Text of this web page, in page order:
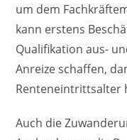
um dem
kann erstens
Qualifikation aus-
Anreize schaffen,
Renteneintrittsalter
Auch die